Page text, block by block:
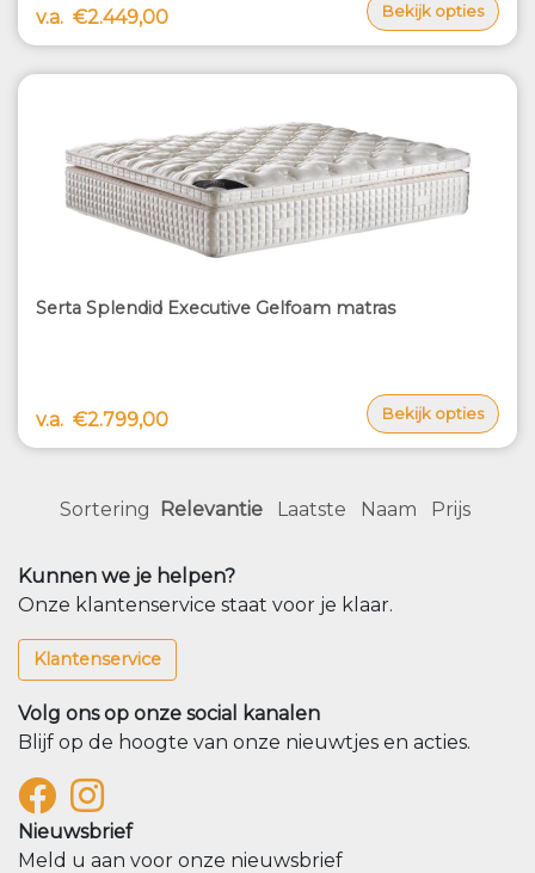
v.a. €2.449,00 Bekijk opties
Serta Splendid Executive Gelfoam matras
v.a. €2.799,00 Bekijk opties
Sortering Relevantie Laatste Naam Prijs
Kunnen we je helpen?
Onze klantenservice staat voor je klaar.
Klantenservice
Volg ons op onze social kanalen
Blijf op de hoogte van onze nieuwtjes en acties.
Nieuwsbrief
Meld u aan voor onze nieuwsbrief